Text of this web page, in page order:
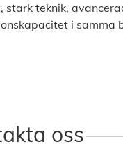
stark teknik,
i samma
oss